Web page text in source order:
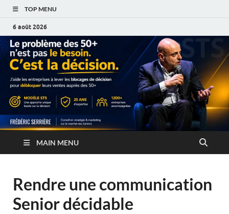
TOP MENU
6 août 2026
MAIN MENU
Rendre une communication
Senior décidable